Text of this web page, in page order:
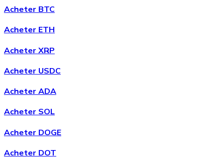
Acheter BTC
Acheter ETH
Acheter XRP
Acheter USDC
Acheter ADA
Acheter SOL
Acheter DOGE
Acheter DOT